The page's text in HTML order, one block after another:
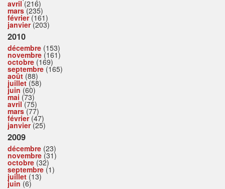
avril(216)
mars(235)
février(161)
janvier(203)
2010
décembre (153)
novembre (161)
octobre (169)
septembre (165)
août (88)
juillet(58)
juin (60)
mai (73)
avril(75)
mars(77)
février(47)
janvier(25)
2009
décembre (23)
novembre (31)
octobre (32)
septembre (1)
juillet (13)
juin (6)